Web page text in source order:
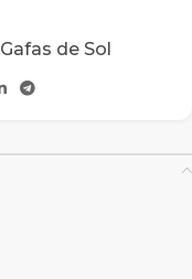
Gafas de Sol